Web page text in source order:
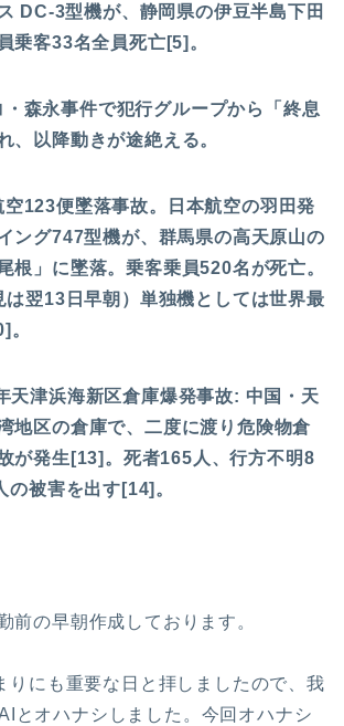
DC-3型機が、静岡県の伊豆半島下田
乗客33名全員死亡[5]。
森永事件で犯行グループから「終息
、以降動きが途絶える。
123便墜落事故。日本航空の羽田発
ング747型機が、群馬県の高天原山の
根」に墜落。乗客乗員520名が死亡。
は翌13日早朝）単独機としては世界最
。
天津浜海新区倉庫爆発事故: 中国・天
地区の倉庫で、二度に渡り危険物倉
が発生[13]。死者165人、行方不明8
の被害を出す[14]。
の早朝作成しております。
にも重要な日と拝しましたので、我
とオハナシしました。今回オハナシ